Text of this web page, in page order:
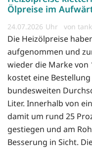
Ölpreise im
24.07.2026 von
Die Heizölpreise
aufgenommen und
wieder die Marke von
kostet eine
bundesweiten
Liter. Innerhalb von
damit um rund 25
gestiegen und am
Besserung in Sicht.